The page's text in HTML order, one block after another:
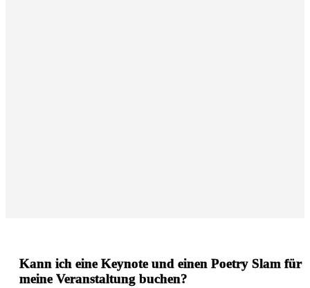
Kann ich eine Keynote und einen Poetry Slam für
meine Veranstaltung buchen?